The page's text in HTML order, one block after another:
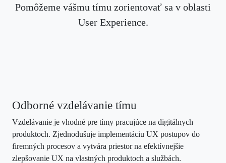
Pomôžeme vášmu tímu zorientovať sa v oblasti
User Experience.
Odborné vzdelávanie tímu
Vzdelávanie je vhodné pre tímy pracujúce na digitálnych
produktoch. Zjednodušuje implementáciu UX postupov do
firemných procesov a vytvára priestor na efektívnejšie
zlepšovanie UX na vlastných produktoch a službách.